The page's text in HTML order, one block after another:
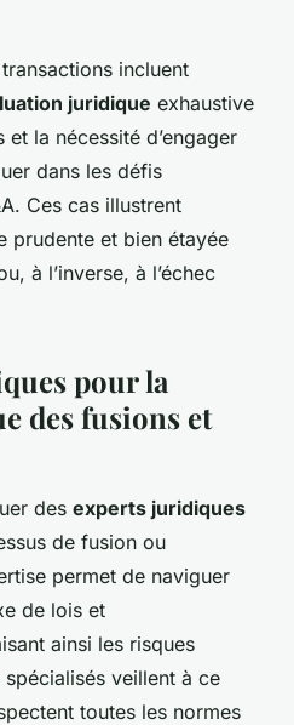
incluent
juridique exhaustive
la nécessité d’engager
dans les défis
Ces cas illustrent
prudente et bien étayée
à l’inverse, à l’échec
pour la
des fusions et
des experts juridiques
de fusion ou
permet de naviguer
de lois et
ainsi les risques
veillent à ce
toutes les normes